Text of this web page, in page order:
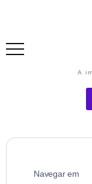
A
Navegar em